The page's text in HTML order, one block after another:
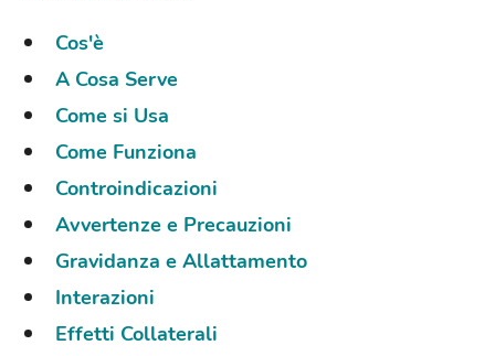
Cos'è
A Cosa Serve
Come si Usa
Come Funziona
Controindicazioni
Avvertenze e Precauzioni
Gravidanza e Allattamento
Interazioni
Effetti Collaterali